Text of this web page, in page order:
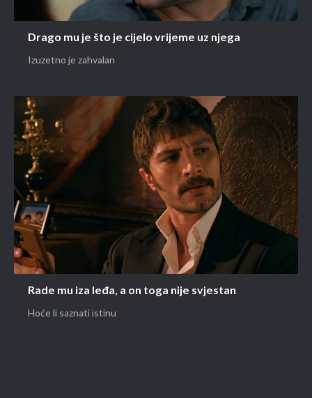
Drago mu je što je cijelo vrijeme uz njega
Izuzetno je zahvalan
Rade mu iza leđa, a on toga nije svjestan
Hoće li saznati istinu